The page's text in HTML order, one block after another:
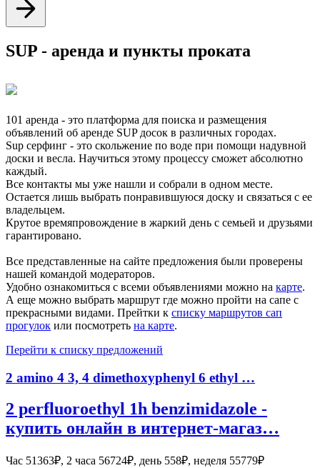
SUP - аренда и пункты проката
101 аренда - это платформа для поиска и размещения
объявлений об аренде SUP досок в различных городах.
Sup серфинг - это скольжение по воде при помощи надувной
доски и весла. Научиться этому процессу сможет абсолютно
каждый.
Все контакты мы уже нашли и собрали в одном месте.
Остается лишь выбрать понравившуюся доску и связаться с ее
владельцем.
Крутое времяпровождение в жаркий день с семьей и друзьями
гарантировано.
Все представленные на сайте предложения были проверены
нашей командой модераторов.
Удобно ознакомиться с всеми объявлениями можно на карте.
А еще можно выбрать маршрут где можно пройти на сапе с
прекрасными видами. Прейтки к списку маршрутов сап
прогулок или посмотреть на карте.
Перейти к списку предложений
2 amino 4 3, 4 dimethoxyphenyl 6 ethyl …
2 perfluoroethyl 1h benzimidazole -
купить онлайн в интернет-магаз…
Час 51363₽, 2 часа 56724₽, день 558₽, неделя 55779₽